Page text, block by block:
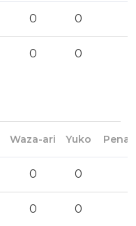
0 0
0 0
Waza-ari Yuko
0 0
0 0